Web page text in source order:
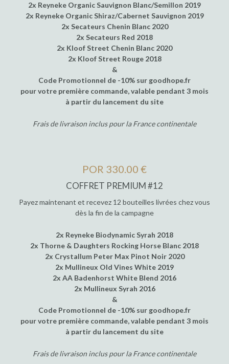
2x Reyneke Organic Sauvignon Blanc/Semillon 2019
2x Reyneke Organic Shiraz/Cabernet Sauvignon 2019
2x Secateurs Chenin Blanc 2020
2x Secateurs Red 2018
2x Kloof Street Chenin Blanc 2020
2x Kloof Street Rouge 2018
&
Code Promotionnel de -10% sur goodhope.fr
pour votre première commande, valable pendant 3 mois
à partir du lancement du site
Frais de livraison inclus pour la France continentale
POR 330.00 €
COFFRET PREMIUM #12
Payez maintenant et recevez 12 bouteilles livrées chez vous
dès la fin de la campagne
2x Reyneke Biodynamic Syrah 2018
2x Thorne & Daughters Rocking Horse Blanc 2018
2x Crystallum Peter Max Pinot Noir 2020
2x Mullineux Old Vines White 2019
2x AA Badenhorst White Blend 2016
2x Mullineux Syrah 2016
&
Code Promotionnel de -10% sur goodhope.fr
pour votre première commande, valable pendant 3 mois
à partir du lancement du site
Frais de livraison inclus pour la France continentale